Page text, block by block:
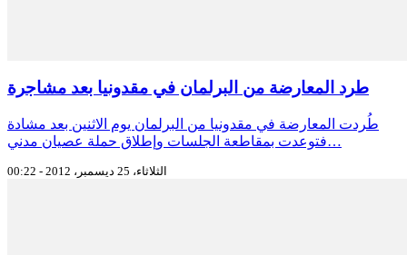
طرد المعارضة من البرلمان في مقدونيا بعد مشاجرة
طُردت المعارضة في مقدونيا من البرلمان يوم الاثنين بعد مشادة
فتوعدت بمقاطعة الجلسات وإطلاق حملة عصيان مدني…
الثلاثاء، 25 ديسمبر، 2012 - 00:22